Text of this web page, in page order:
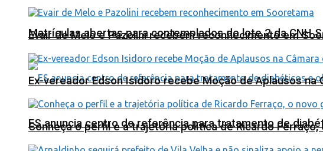
Matrículas abertas para contemplados do lote 2 da CNH
ES anuncia centro de referência para tratamento de
Evair de Melo e Pazolini recebem reconhecimento em
Ex-vereador Edson Isidoro recebe Moção de Aplausos na
Conheça o perfil e a trajetória política de Ricardo Ferraço,